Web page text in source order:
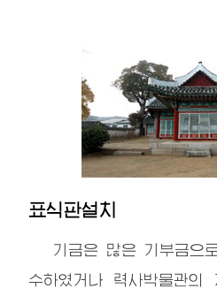
표식판설치
기금은 많은 기부금으
수하였거나 력사박물관